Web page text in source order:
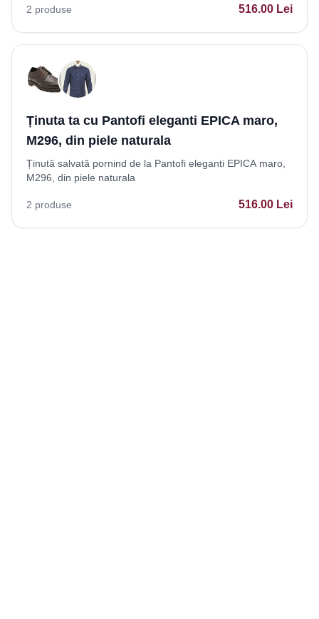
2 produse 516.00 Lei
Ținuta ta cu Pantofi eleganti EPICA maro,
M296, din piele naturala
Ținută salvată pornind de la Pantofi eleganti EPICA maro,
M296, din piele naturala
2 produse 516.00 Lei